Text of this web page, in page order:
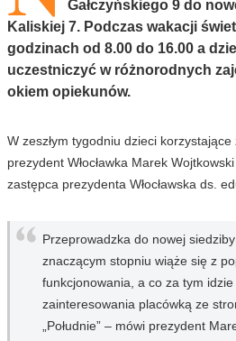
Gałczyńskiego 9 do
Kaliskiej 7. Podczas wakacji
godzinach od 8.00 do 16.00 a
uczestniczyć w różnorodnych
okiem opiekunów.
W zeszłym tygodniu dzieci
prezydent Włocławka Marek
zastępca prezydenta Włocławska ds.
Przeprowadzka do nowej
znaczącym stopniu wiąże się z
funkcjonowania, a co za tym
zainteresowania placówką ze
„Południe” – mówi prezydent